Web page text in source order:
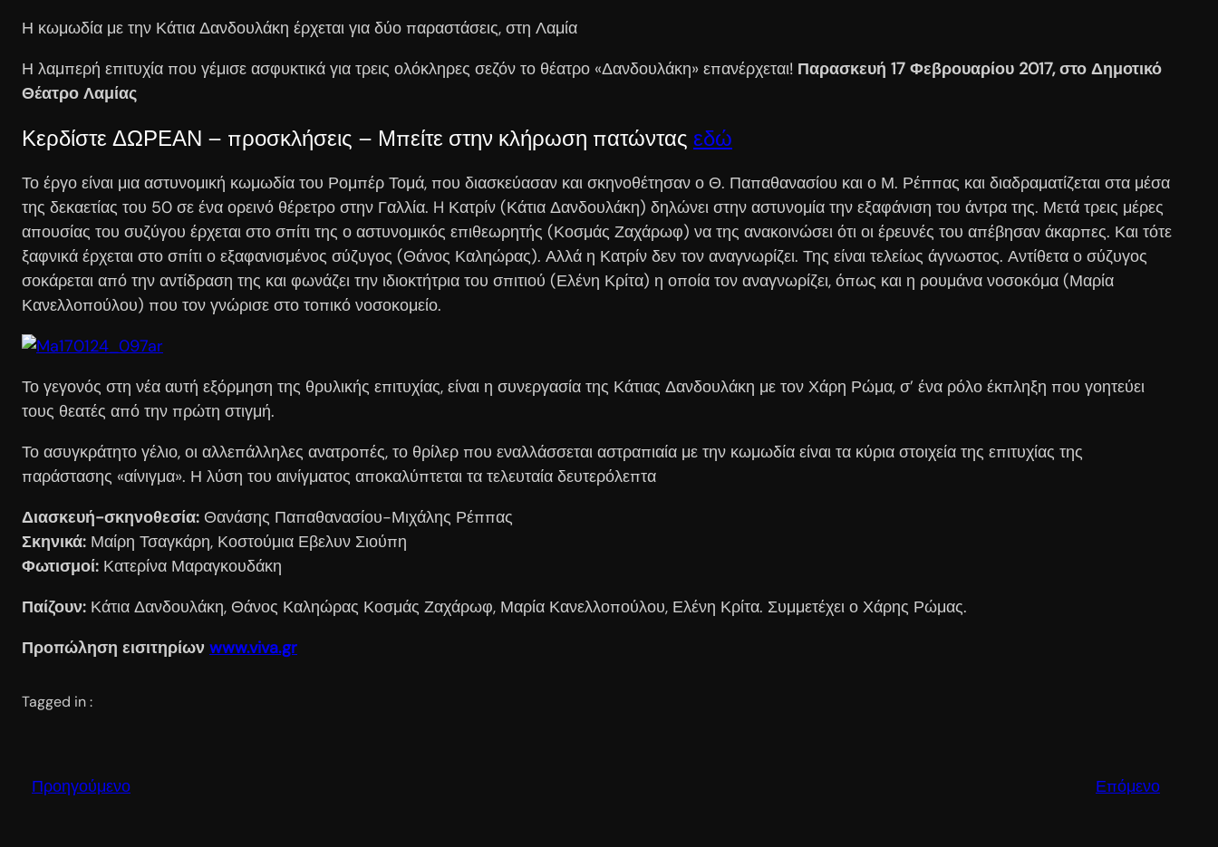
Η κωμωδία με την Κάτια Δανδουλάκη έρχεται για δύο παραστάσεις, στη Λαμία
Η λαμπερή επιτυχία που γέμισε ασφυκτικά για τρεις ολόκληρες σεζόν το θέατρο «Δανδουλάκη» επανέρχεται! Παρασκευή 17 Φεβρουαρίου 2017, στο Δημοτικό
Θέατρο Λαμίας
Κερδίστε ΔΩΡΕΑΝ – προσκλήσεις – Μπείτε στην κλήρωση πατώντας εδώ
Το έργο είναι μια αστυνομική κωμωδία του Ρομπέρ Τομά, που διασκεύασαν και σκηνοθέτησαν ο Θ. Παπαθανασίου και ο Μ. Ρέππας και διαδραματίζεται στα μέσα
της δεκαετίας του 50 σε ένα ορεινό θέρετρο στην Γαλλία. H Κατρίν (Κάτια Δανδουλάκη) δηλώνει στην αστυνομία την εξαφάνιση του άντρα της. Μετά τρεις μέρες
απουσίας του συζύγου έρχεται στο σπίτι της ο αστυνομικός επιθεωρητής (Κοσμάς Ζαχάρωφ) να της ανακοινώσει ότι οι έρευνές του απέβησαν άκαρπες. Και τότε
ξαφνικά έρχεται στο σπίτι ο εξαφανισμένος σύζυγος (Θάνος Καληώρας). Αλλά η Κατρίν δεν τον αναγνωρίζει. Της είναι τελείως άγνωστος. Αντίθετα ο σύζυγος
σοκάρεται από την αντίδραση της και φωνάζει την ιδιοκτήτρια του σπιτιού (Ελένη Κρίτα) η οποία τον αναγνωρίζει, όπως και η ρουμάνα νοσοκόμα (Μαρία
Κανελλοπούλου) που τον γνώρισε στο τοπικό νοσοκομείο.
Το γεγονός στη νέα αυτή εξόρμηση της θρυλικής επιτυχίας, είναι η συνεργασία της Κάτιας Δανδουλάκη με τον Χάρη Ρώμα, σ’ ένα ρόλο έκπληξη που γοητεύει
τους θεατές από την πρώτη στιγμή.
Το ασυγκράτητο γέλιο, οι αλλεπάλληλες ανατροπές, το θρίλερ που εναλλάσσεται αστραπιαία με την κωμωδία είναι τα κύρια στοιχεία της επιτυχίας της
παράστασης «αίνιγμα». Η λύση του αινίγματος αποκαλύπτεται τα τελευταία δευτερόλεπτα
Διασκευή-σκηνοθεσία: Θανάσης Παπαθανασίου-Μιχάλης Ρέππας
Σκηνικά: Μαίρη Τσαγκάρη, Κοστούμια Εβελυν Σιούπη
Φωτισμοί: Κατερίνα Μαραγκουδάκη
Παίζουν: Κάτια Δανδουλάκη, Θάνος Καληώρας Κοσμάς Ζαχάρωφ, Μαρία Κανελλοπούλου, Ελένη Κρίτα. Συμμετέχει ο Χάρης Ρώμας.
Προπώληση εισιτηρίων www.viva.gr
Tagged in :
Προηγούμενο Επόμενο